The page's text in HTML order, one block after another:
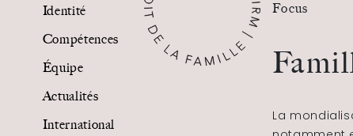
Identité
Compétences
Équipe
Actualités
International
Compétences
Équipe
Actualités
Focus
La